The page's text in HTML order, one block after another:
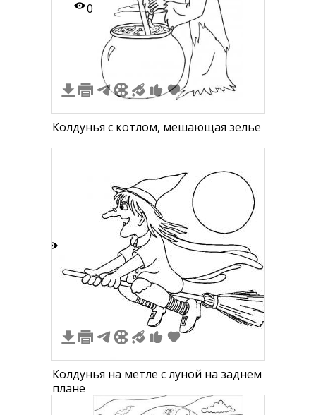
0
Колдунья с котлом, мешающая зелье
Колдунья на метле с луной на заднем
плане